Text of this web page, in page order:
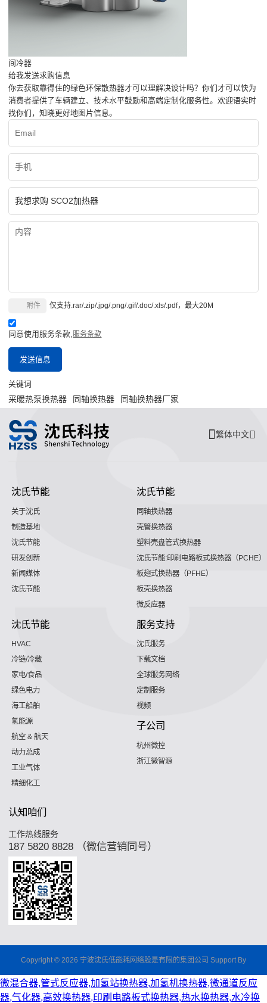
间冷器
给我发送求购信息
你去获取靠得住的绿色环保散热器才可以理解决设计吗？你们才可以快为
消费者提供了车辆建立、技术水平鼓励和高端定制化服务性。欢迎语实时
找你们，知晓更好地图片信息。
仅支持.rar/.zip/.jpg/.png/.gif/.doc/.xls/.pdf，最大20M
附件
同意使用服务条款, 服务条款
发送信息
关键词
采暖热泵换热器 同轴换热器 同轴换热器厂家
繁体中文
沈氏节能
关于沈氏
制造基地
沈氏节能
研发创新
新闻媒体
沈氏节能
沈氏节能
同轴换热器
壳管换热器
塑料壳盘管式换热器
沈氏节能:印刷电路板式换热器（PCHE）
板翅式换热器（PFHE）
板壳换热器
微反应器
沈氏节能
HVAC
冷链/冷藏
家电/食品
绿色电力
海工船舶
氢能源
航空 & 航天
动力总成
工业气体
精细化工
服务支持
沈氏服务
下载文档
全球服务网络
定制服务
视频
子公司
杭州微控
浙江微智源
认知咱们
工作热线服务
187 5820 8828 （微信营销同号）
Copyright © 2026 宁波沈氏低能耗网络股是有限的集团公司 Support By
微混合器,管式反应器,加氢站换热器,加氢机换热器,微通道反应
器,气化器,高效换热器,印刷电路板式换热器,热水换热器,水冷换